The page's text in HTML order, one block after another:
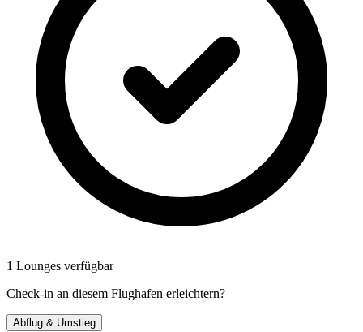
1 Lounges verfügbar
Check-in an diesem Flughafen erleichtern?
Abflug & Umstieg